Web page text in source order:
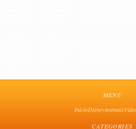
MENU
InícioDisneyAnimais
CATEGORIES